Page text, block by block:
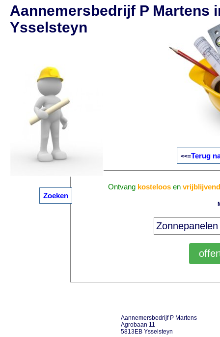
Zoeken
Aannemersbedrijf P Martens
Ysselsteyn
<<=Terug
Ontvang kosteloos en
Aannemersbedrijf P Martens
Agrobaan 11
5813EB Ysselsteyn